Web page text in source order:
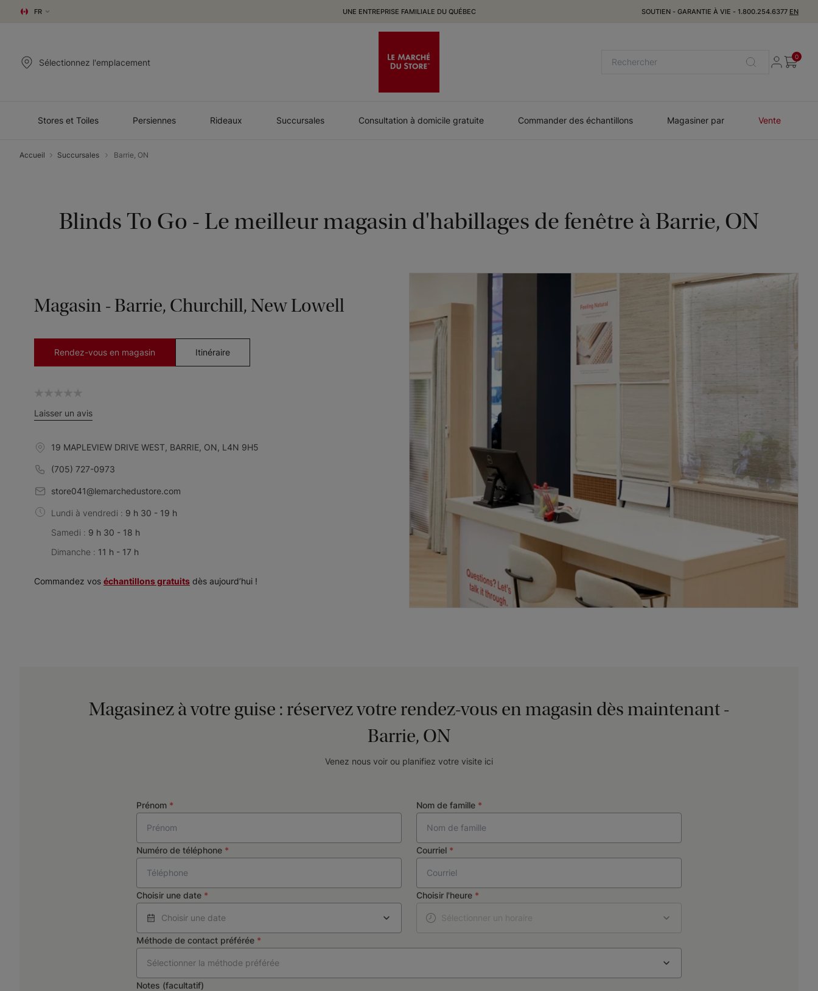
FR UNE ENTREPRISE FAMILIALE DU QUÉBEC SOUTIEN - GARANTIE À VIE - 1.800.254.6377 EN
Sélectionnez l'emplacement
0
Stores et Toiles Persiennes Rideaux Succursales Consultation à domicile gratuite Commander des échantillons Magasiner par Vente
Accueil Succursales Barrie, ON
Blinds To Go - Le meilleur magasin d'habillages de fenêtre à Barrie, ON
Magasin - Barrie, Churchill, New Lowell
Rendez-vous en magasin Itinéraire
Laisser un avis
19 MAPLEVIEW DRIVE WEST, BARRIE, ON, L4N 9H5
(705) 727-0973
store041@lemarchedustore.com
Lundi à vendredi : 9 h 30 - 19 h
Samedi : 9 h 30 - 18 h
Dimanche : 11 h - 17 h
Commandez vos échantillons gratuits dès aujourd’hui !
Magasinez à votre guise : réservez votre rendez-vous en magasin dès maintenant -
Barrie, ON
Venez nous voir ou planifiez votre visite ici
Prénom * Nom de famille *
Numéro de téléphone * Courriel *
Choisir une date *
Choisir une date
Choisir l'heure *
Méthode de contact préférée *
Sélectionner la méthode préférée
Notes (facultatif)